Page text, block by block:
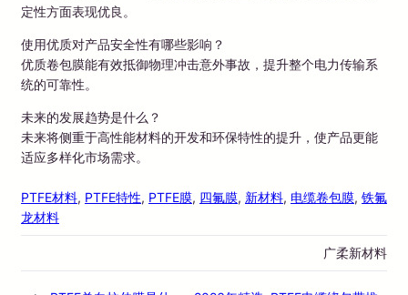
定性方面表现优良。
使用优质对产品安全性有哪些影响？
优质卷包膜能有效抵御物理冲击意外事故，提升整个电力传输系
统的可靠性。
未来的发展趋势是什么？
未来将侧重于高性能材料的开发和环保特性的提升，使产品更能
适应多样化市场需求。
PTFE材料, PTFE特性, PTFE膜, 四氟膜, 新材料, 电缆卷包膜, 铁氟
龙材料
广柔新材料